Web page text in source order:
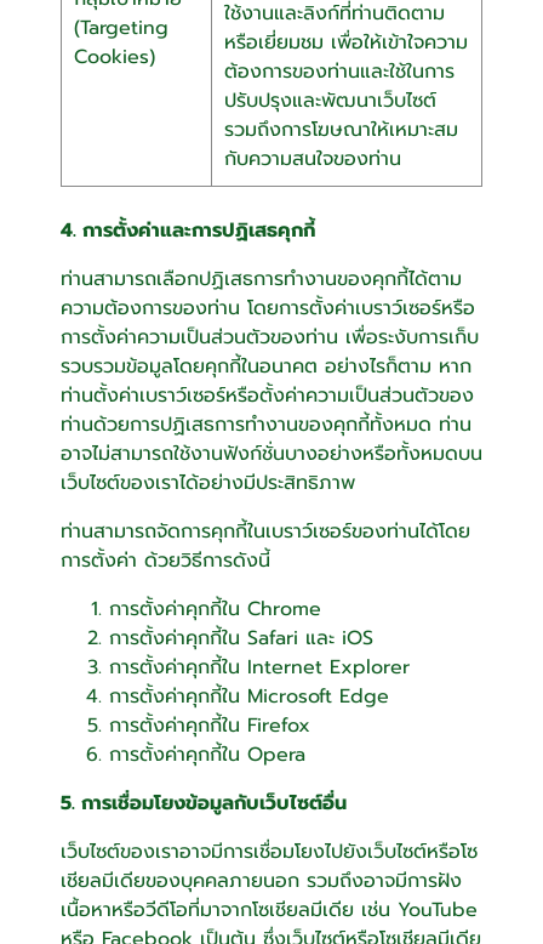
(Targeting
Cookies)
ใช้งานและลิงก์ที่ท่านติดตาม
หรือเยี่ยมชม เพื่อให้เข้าใจความ
ต้องการของท่านและใช้ในการ
ปรับปรุงและพัฒนาเว็บไซต์
รวมถึงการโฆษณาให้เหมาะสม
กับความสนใจของท่าน
4. การตั้งค่าและการปฏิเสธคุกกี้
ท่านสามารถเลือกปฏิเสธการทำงานของคุกกี้ได้ตาม
ความต้องการของท่าน โดยการตั้งค่าเบราว์เซอร์หรือ
การตั้งค่าความเป็นส่วนตัวของท่าน เพื่อระงับการเก็บ
รวบรวมข้อมูลโดยคุกกี้ในอนาคต อย่างไรก็ตาม หาก
ท่านตั้งค่าเบราว์เซอร์หรือตั้งค่าความเป็นส่วนตัวของ
ท่านด้วยการปฏิเสธการทำงานของคุกกี้ทั้งหมด ท่าน
อาจไม่สามารถใช้งานฟังก์ชั่นบางอย่างหรือทั้งหมดบน
เว็บไซต์ของเราได้อย่างมีประสิทธิภาพ
ท่านสามารถจัดการคุกกี้ในเบราว์เซอร์ของท่านได้โดย
การตั้งค่า ด้วยวิธีการดังนี้
การตั้งค่าคุกกี้ใน Chrome
การตั้งค่าคุกกี้ใน Safari และ iOS
การตั้งค่าคุกกี้ใน Internet Explorer
การตั้งค่าคุกกี้ใน Microsoft Edge
การตั้งค่าคุกกี้ใน Firefox
การตั้งค่าคุกกี้ใน Opera
5. การเชื่อมโยงข้อมูลกับเว็บไซต์อื่น
เว็บไซต์ของเราอาจมีการเชื่อมโยงไปยังเว็บไซต์หรือโซ
เชียลมีเดียของบุคคลภายนอก รวมถึงอาจมีการฝัง
เนื้อหาหรือวีดีโอที่มาจากโซเชียลมีเดีย เช่น YouTube